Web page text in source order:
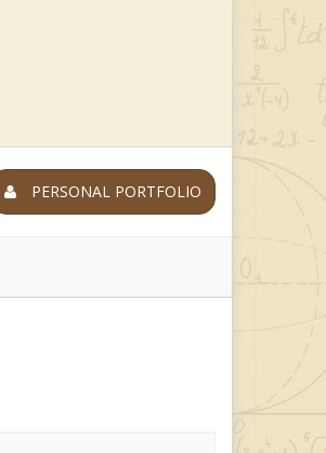
PERSONAL PORTFOLIO